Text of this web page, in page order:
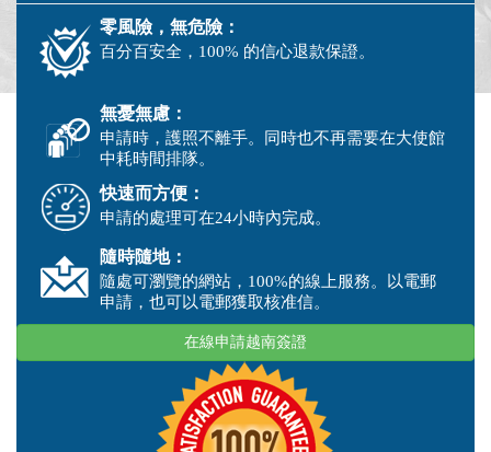
週末緊急電子簽證
零風險，無危險：
百分百安全，100% 的信心退款保證。
無憂無慮：
申請時，護照不離手。同時也不再需要在大使館
中耗時間排隊。
快速而方便：
申請的處理可在24小時內完成。
隨時隨地：
隨處可瀏覽的網站，100%的線上服務。以電郵
申請，也可以電郵獲取核准信。
在線申請越南簽證